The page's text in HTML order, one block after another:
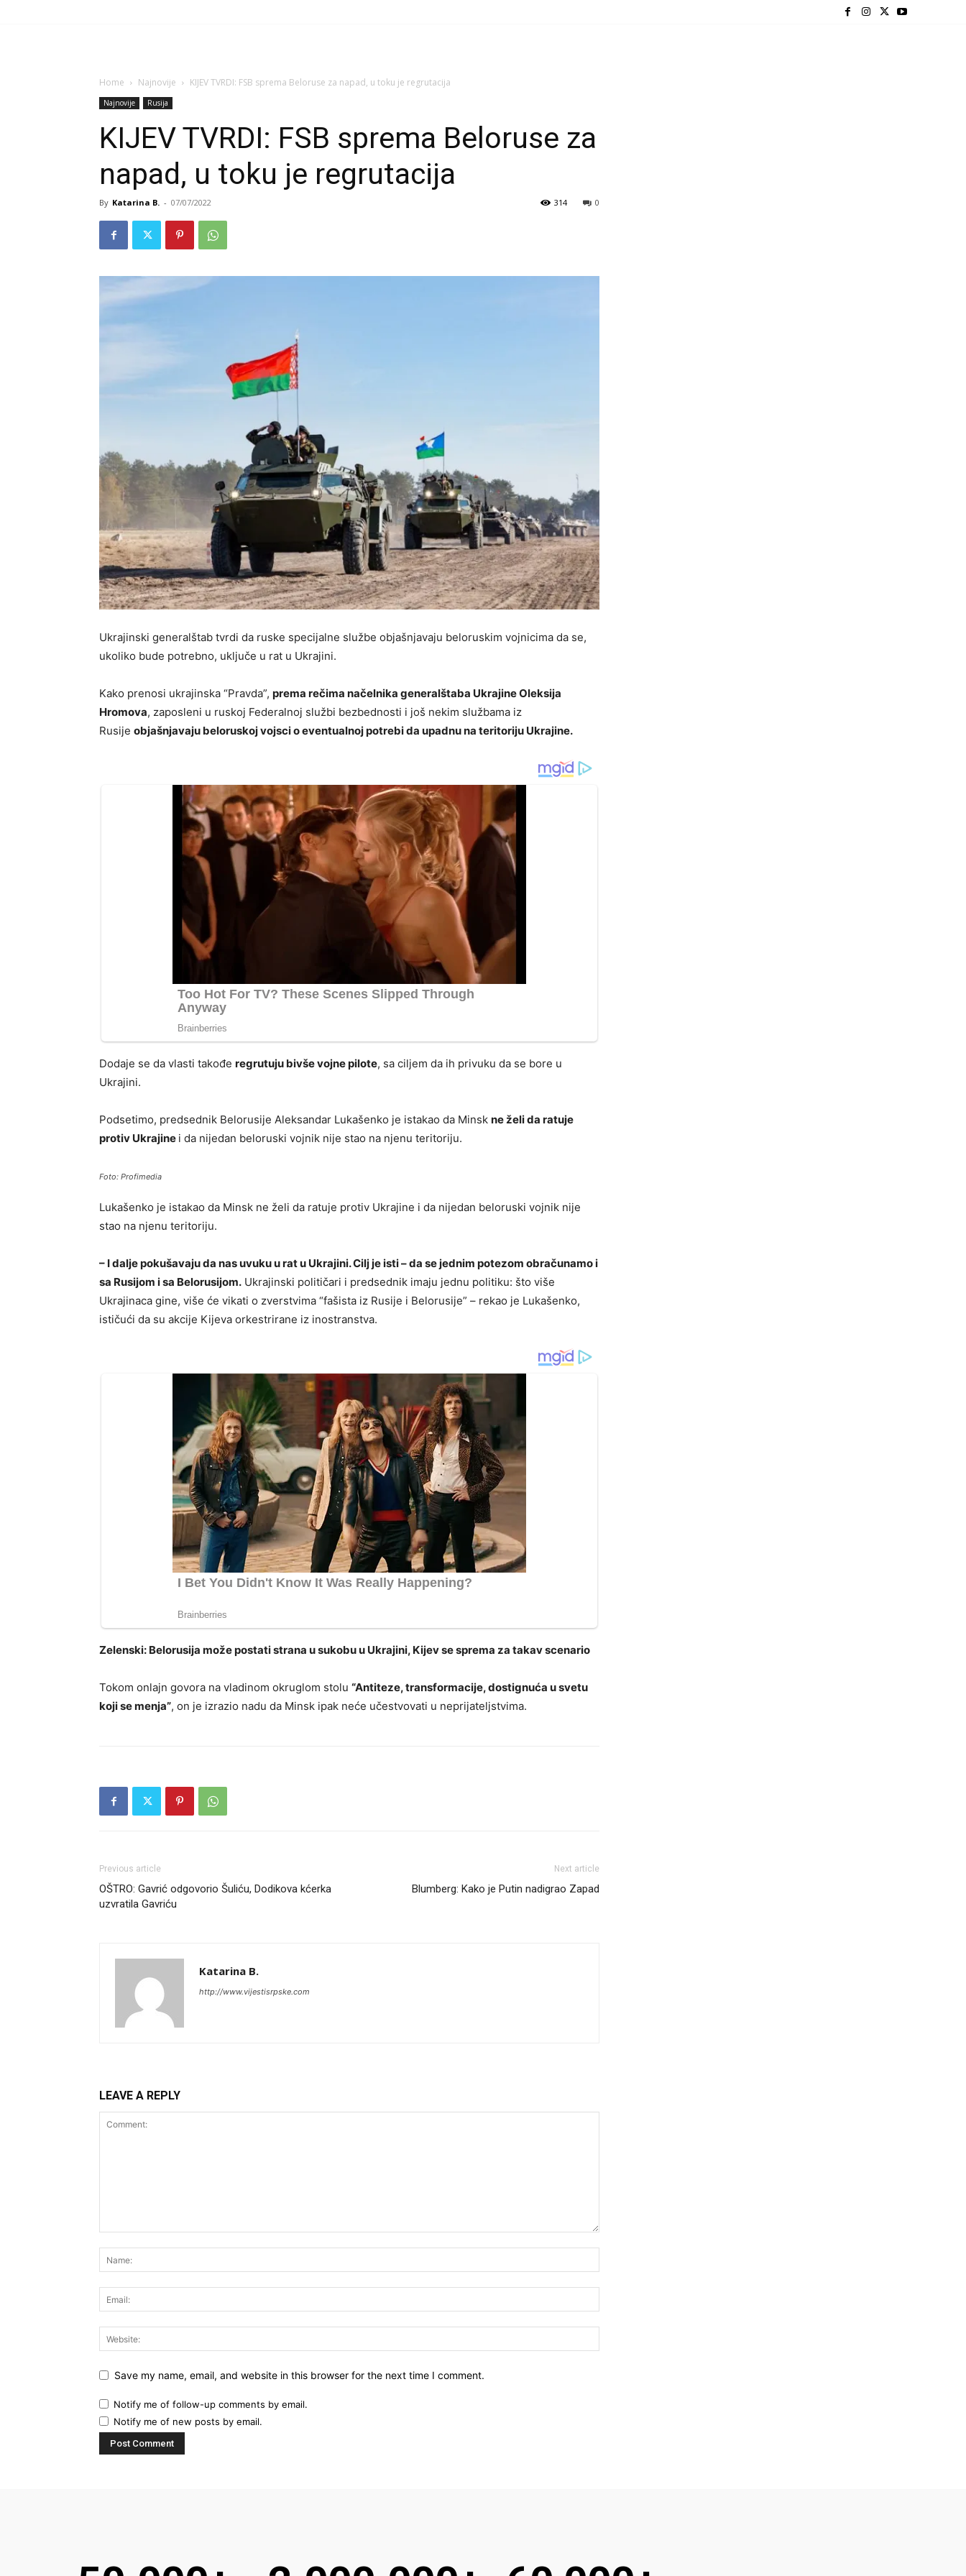
Home Najnovije KIJEV TVRDI: FSB sprema Beloruse za napad, u toku je regrutacija
Najnovije Rusija
KIJEV TVRDI: FSB sprema Beloruse za
napad, u toku je regrutacija
By Katarina B. - 07/07/2022 0
314
Ukrajinski generalštab tvrdi da ruske specijalne službe objašnjavaju beloruskim vojnicima da se,
ukoliko bude potrebno, uključe u rat u Ukrajini.
Kako prenosi ukrajinska “Pravda”, prema rečima načelnika generalštaba Ukrajine Oleksija
Hromova, zaposleni u ruskoj Federalnoj službi bezbednosti i još nekim službama iz
Rusije objašnjavaju beloruskoj vojsci o eventualnoj potrebi da upadnu na teritoriju Ukrajine.
Dodaje se da vlasti takođe regrutuju bivše vojne pilote, sa ciljem da ih privuku da se bore u
Ukrajini.
Podsetimo, predsednik Belorusije Aleksandar Lukašenko je istakao da Minsk ne želi da ratuje
protiv Ukrajine i da nijedan beloruski vojnik nije stao na njenu teritoriju.
Foto: Profimedia
Lukašenko je istakao da Minsk ne želi da ratuje protiv Ukrajine i da nijedan beloruski vojnik nije
stao na njenu teritoriju.
– I dalje pokušavaju da nas uvuku u rat u Ukrajini. Cilj je isti – da se jednim potezom obračunamo i
sa Rusijom i sa Belorusijom. Ukrajinski političari i predsednik imaju jednu politiku: što više
Ukrajinaca gine, više će vikati o zverstvima “fašista iz Rusije i Belorusije” – rekao je Lukašenko,
ističući da su akcije Kijeva orkestrirane iz inostranstva.
Zelenski: Belorusija može postati strana u sukobu u Ukrajini, Kijev se sprema za takav scenario
Tokom onlajn govora na vladinom okruglom stolu “Antiteze, transformacije, dostignuća u svetu
koji se menja”, on je izrazio nadu da Minsk ipak neće učestvovati u neprijateljstvima.
Previous article
OŠTRO: Gavrić odgovorio Šuliću, Dodikova kćerka
uzvratila Gavriću
Next article
Blumberg: Kako je Putin nadigrao Zapad
Katarina B.
http://www.vijestisrpske.com
LEAVE A REPLY
Save my name, email, and website in this browser for the next time I comment.
Notify me of follow-up comments by email.
Notify me of new posts by email.